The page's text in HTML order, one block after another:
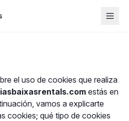
el uso de cookies que realiza
estás en
vamos a explicarte
cookies; qué tipo de cookies